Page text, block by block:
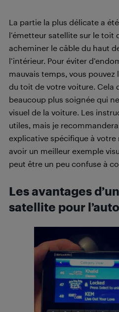
La partie la plus délicate a
l’émetteur satellite sur le toit
acheminer le câble du haut
l’intérieur. Pour éviter
mauvais temps, vous pouvez
du toit de votre voiture. Cela
beaucoup plus soignée qui
visuel de la voiture. Les
utiles, mais je
explicative spécifique à
avoir un meilleur exemple
peut être un peu confuse à
Les avantages
satellite pour l’auto